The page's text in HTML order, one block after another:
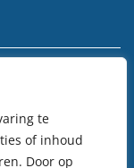
te
of inhoud
Door op